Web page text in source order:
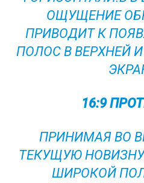
ОЩУЩЕНИЕ
ПРИВОДИТ К
ПОЛОС В ВЕРХНЕЙ
16:9
ПРИНИМАЯ ВО
ТЕКУЩУЮ
ШИРОКОЙ